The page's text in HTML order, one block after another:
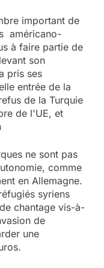
important de
américano-
à faire partie de
son
pris ses
entrée de la
de la Turquie
de l'UE, et
ne sont pas
comme
en Allemagne.
syriens
chantage vis-à-
de
une